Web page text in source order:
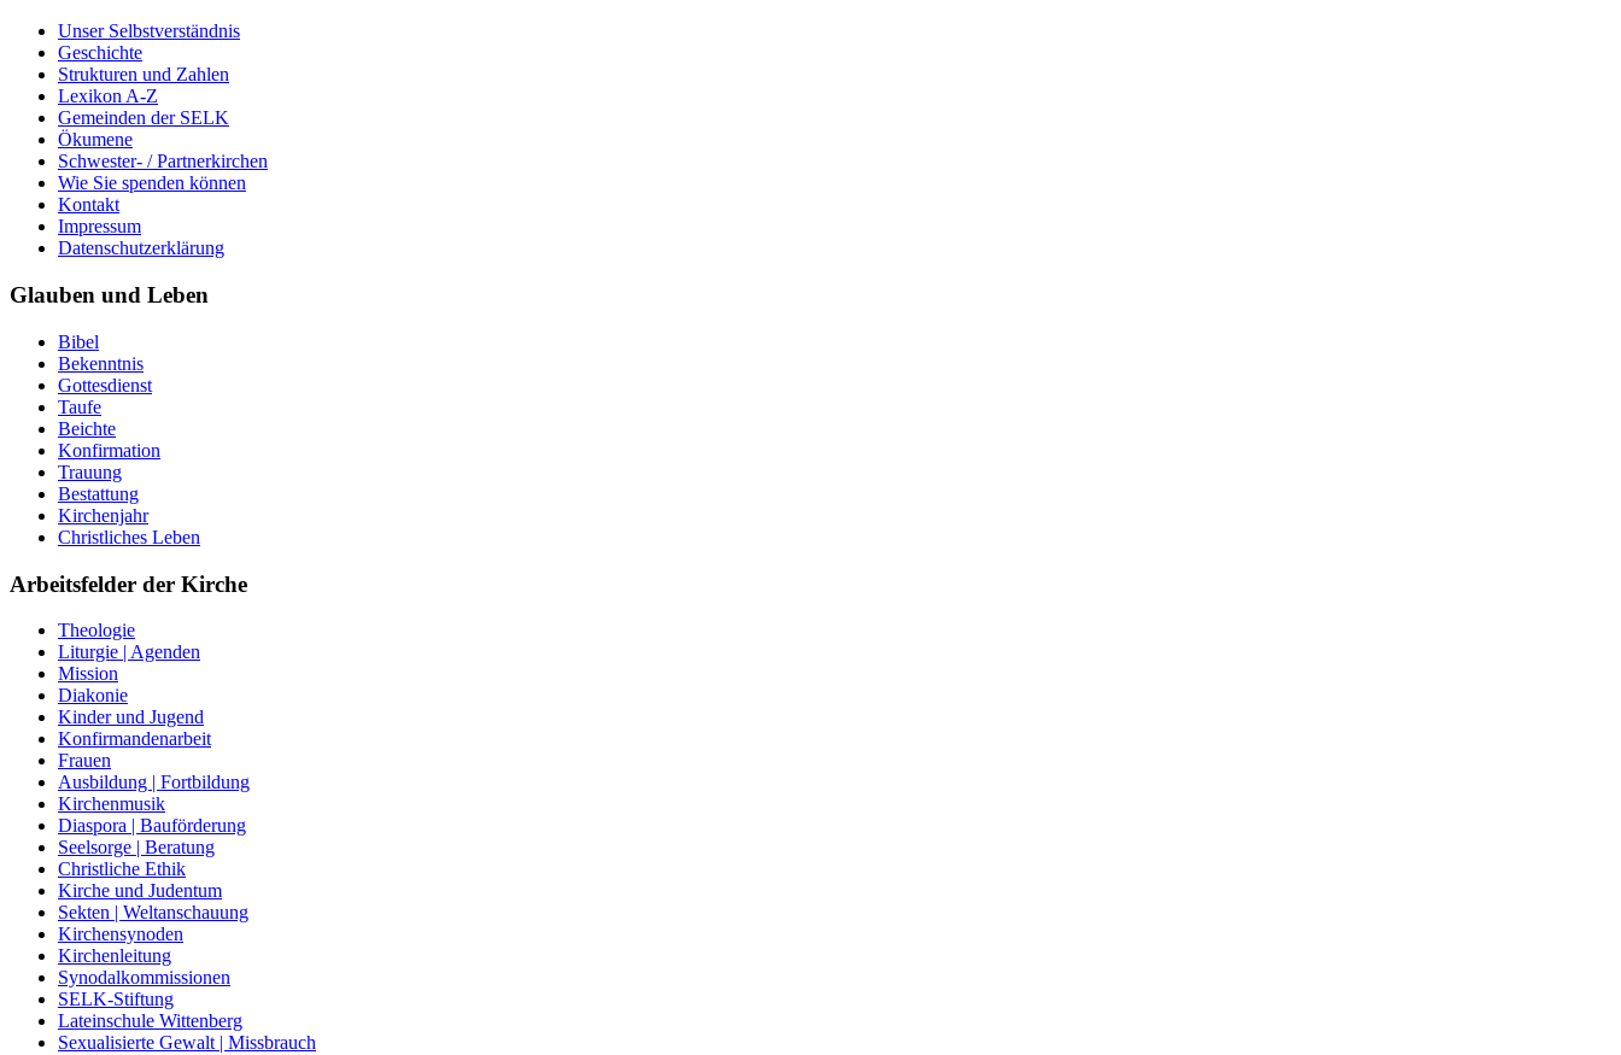
Unser Selbstverständnis
Geschichte
Strukturen und Zahlen
Lexikon A-Z
Gemeinden der SELK
Ökumene
Schwester- / Partnerkirchen
Wie Sie spenden können
Kontakt
Impressum
Datenschutzerklärung
Glauben und Leben
Bibel
Bekenntnis
Gottesdienst
Taufe
Beichte
Konfirmation
Trauung
Bestattung
Kirchenjahr
Christliches Leben
Arbeitsfelder der Kirche
Theologie
Liturgie | Agenden
Mission
Diakonie
Kinder und Jugend
Konfirmandenarbeit
Frauen
Ausbildung | Fortbildung
Kirchenmusik
Diaspora | Bauförderung
Seelsorge | Beratung
Christliche Ethik
Kirche und Judentum
Sekten | Weltanschauung
Kirchensynoden
Kirchenleitung
Synodalkommissionen
SELK-Stiftung
Lateinschule Wittenberg
Sexualisierte Gewalt | Missbrauch